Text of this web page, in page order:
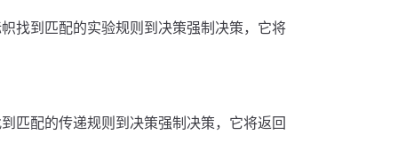
找到匹配的实验规则到决策强制决策，它将
匹配的传递规则到决策强制决策，它将返回